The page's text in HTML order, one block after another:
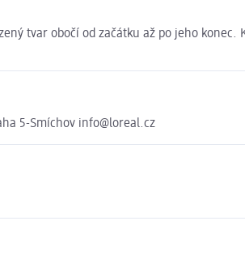
tvar obočí od začátku až po jeho
5-Smíchov info@loreal.cz